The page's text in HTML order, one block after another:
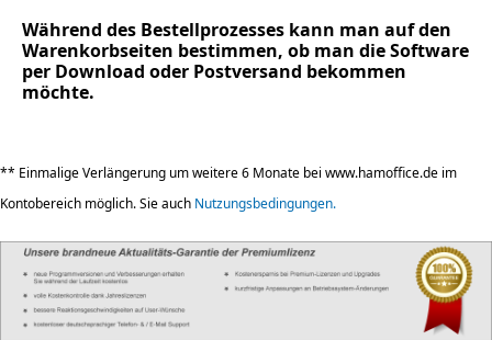
Während des Bestellprozesses kann man auf den
Warenkorbseiten bestimmen, ob man die Software
per Download oder Postversand bekommen
möchte.
** Einmalige Verlängerung um weitere 6 Monate bei www.hamoffice.de im
Kontobereich möglich. Sie auch Nutzungsbedingungen.